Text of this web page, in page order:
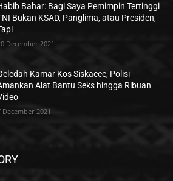
Bahar: Bagi Saya Pemimpin Tertinggi
Bukan KSAD, Panglima, atau Presiden,
December 2021
Kamar Kos Siskaeee, Polisi
Alat Bantu Seks hingga Ribuan
December 2021